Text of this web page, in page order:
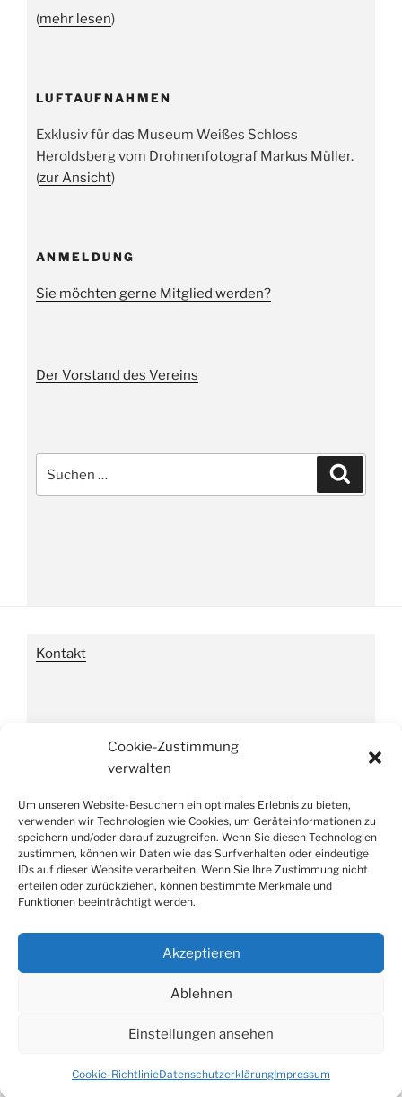
Cookie-Zustimmung
verwalten
Um unseren Website-Besuchern ein optimales Erlebnis zu bieten,
verwenden wir Technologien wie Cookies, um Geräteinformationen zu
speichern und/oder darauf zuzugreifen. Wenn Sie diesen Technologien
zustimmen, können wir Daten wie das Surfverhalten oder eindeutige
IDs auf dieser Website verarbeiten. Wenn Sie Ihre Zustimmung nicht
erteilen oder zurückziehen, können bestimmte Merkmale und
Funktionen beeinträchtigt werden.
Akzeptieren
Ablehnen
Einstellungen ansehen
Cookie-RichtlinieDatenschutzerklärungImpressum
(mehr lesen)
LUFTAUFNAHMEN
Exklusiv für das Museum Weißes Schloss
Heroldsberg vom Drohnenfotograf Markus Müller.
(zur Ansicht)
ANMELDUNG
Sie möchten gerne Mitglied werden?
Der Vorstand des Vereins
nach:
Kontakt
Datenschutzverordnung
Suche
Weißes
Heroldsberg